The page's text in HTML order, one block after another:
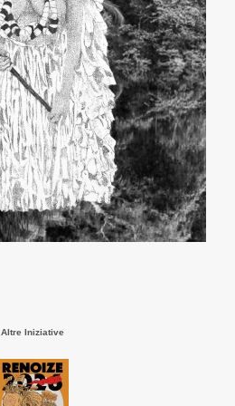
Altre Iniziative